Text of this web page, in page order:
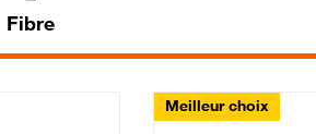
Fibre
Meilleur choix